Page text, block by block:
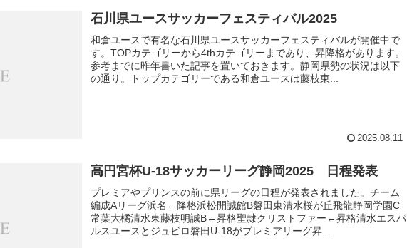
石川県ユースサッカーフェスティバル2025
和倉ユースで有名な石川県ユースサッカーフェスティバルが開催中で
す。TOPカテゴリーから4thカテゴリーまであり、昇降格があります。
参考までに昨年書いた記事を置いておきます。静岡県勢の状況は以下
の通り。トップカテゴリーである和倉ユースは藤枝東...
2025.08.11
高円宮杯U-18サッカーリーグ静岡2025 日程発表
プレミアやプリンスの前に県リーグの日程が発表されました。チーム
編成Aリーグ浜名←降格浜松開誠館B磐田東清水桜が丘飛龍静岡学園C
常葉大橘清水東藤枝明誠B←昇格聖隷クリストファー←昇格清水エスパ
ルスユースとジュビロ磐田U-18がプレミアリーグ昇...